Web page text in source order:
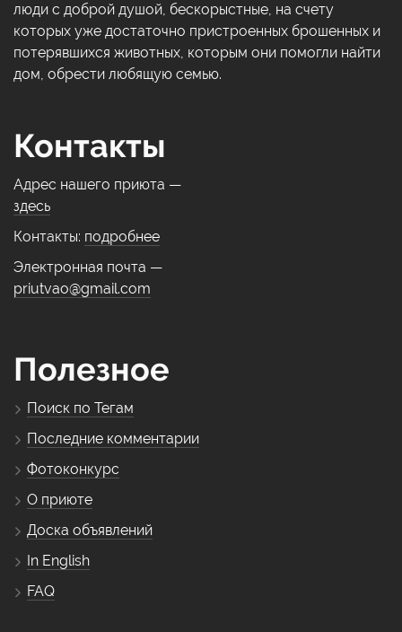
люди с доброй душой, бескорыстные, на счету
которых уже достаточно пристроенных брошенных и
потерявшихся животных, которым они помогли найти
дом, обрести любящую семью.
Контакты
Адрес нашего приюта —
здесь
Контакты: подробнее
Электронная почта —
priutvao@gmail.com
Полезное
Поиск по Тегам
Последние комментарии
Фотоконкурс
О приюте
Доска объявлений
In English
FAQ